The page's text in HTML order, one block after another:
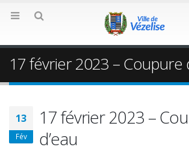
17 février 2023 – Coupure
13
Fév
17 février 2023 –
d’eau